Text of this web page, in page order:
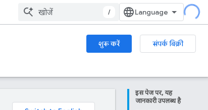
/
शुरू करें
संपर्क बिक्री
इस पेज पर, यह
जानकारी उपलब्ध है